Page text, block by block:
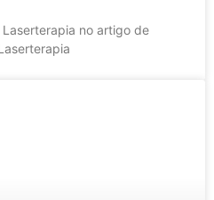
no artigo de